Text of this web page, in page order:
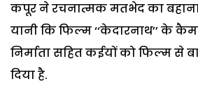
कपूर ने रचनात्मक मतभेद का
यानी कि फिल्म ‘‘केदारनाथ’’ के
निर्माता सहित कईयों को फिल्म से
दिया है.